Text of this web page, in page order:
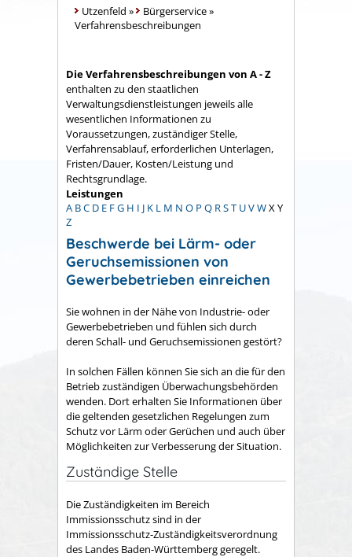
Utzenfeld » Bürgerservice»
Verfahrensbeschreibungen
Die Verfahrensbeschreibungen von A - Z
enthalten zu den staatlichen
Verwaltungsdienstleistungen jeweils alle
wesentlichen Informationen zu
Voraussetzungen, zuständiger Stelle,
Verfahrensablauf, erforderlichen Unterlagen,
Fristen/Dauer, Kosten/Leistung und
Rechtsgrundlage.
Leistungen
A BC D E FG H I J K L M N O P Q RST UVWX Y
Z
Beschwerde bei Lärm- oder
Geruchsemissionen von
Gewerbebetrieben einreichen
Sie wohnen in der Nähe von Industrie- oder
Gewerbebetrieben und fühlen sich durch
deren Schall- und Geruchsemissionen gestört?
In solchen Fällen können Sie sich an die für den
Betrieb zuständigen Überwachungsbehörden
wenden. Dort erhalten Sie Informationen über
die geltenden gesetzlichen Regelungen zum
Schutz vor Lärm oder Gerüchen und auch über
Möglichkeiten zur Verbesserung der Situation.
Zuständige Stelle
Die Zuständigkeiten im Bereich
Immissionsschutz sind in der
Immissionsschutz-Zuständigkeitsverordnung
des Landes Baden-Württemberg geregelt.